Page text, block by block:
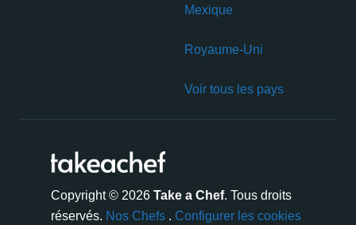
Mexique
Royaume-Uni
Voir tous les pays
Copyright © 2026 Take a Chef. Tous droits
réservés. Nos Chefs . Configurer les cookies